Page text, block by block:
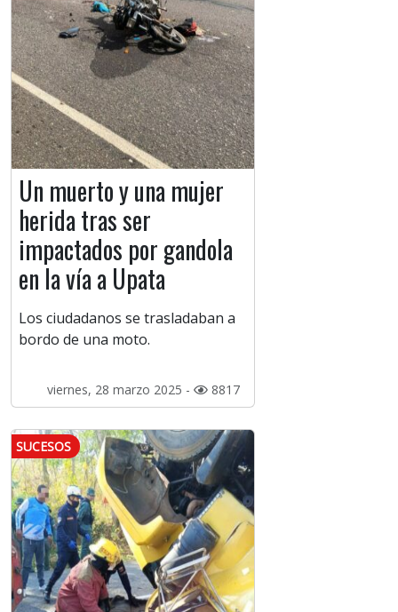
Un muerto y una mujer
herida tras ser
impactados por gandola
en la vía a Upata
Los ciudadanos se trasladaban a
bordo de una moto.
viernes, 28 marzo 2025 - 8817
SUCESOS